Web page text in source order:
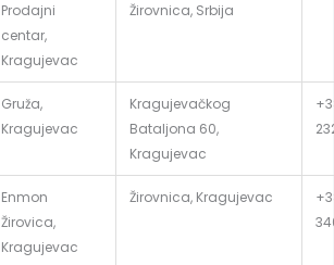
Prodajni
centar,
Kragujevac
Žirovnica, Srbija
Gruža,
Kragujevac
Kragujevačkog
Bataljona 60,
Kragujevac
Enmon
Žirovica,
Kragujevac
Žirovnica, Kragujevac